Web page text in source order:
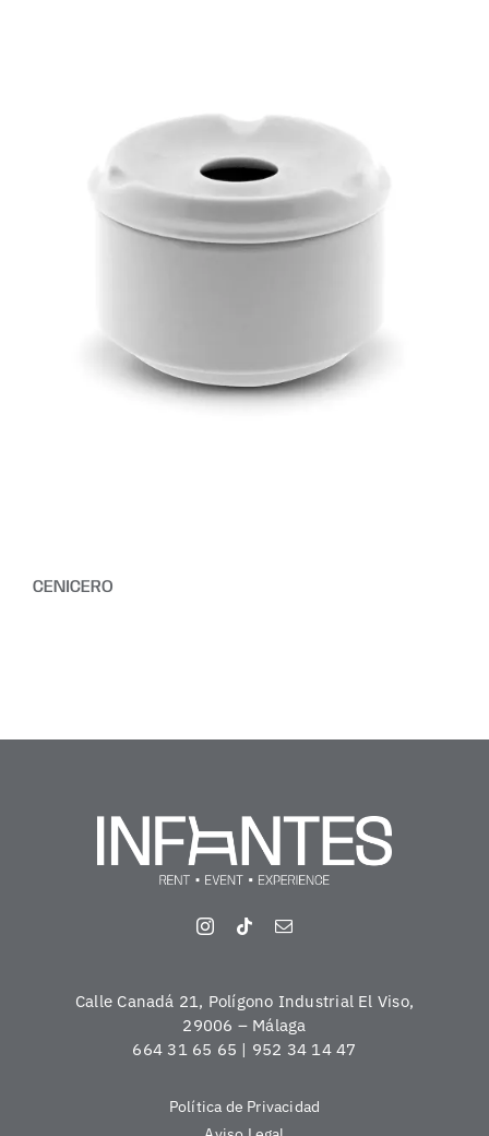
CENICERO
Calle Canadá 21, Polígono Industrial El Viso,
29006 – Málaga
664 31 65 65 | 952 34 14 47
Política de Privacidad